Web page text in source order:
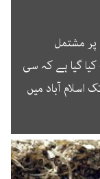
مشتمل
گیا ہے کہ سی
اسلام آباد میں